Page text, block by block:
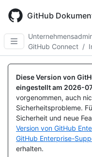
main
content
GitHub
GitHub Connect /
Diese Version von
eingestellt am 2026-
vorgenommen, auch
Sicherheitsprobleme.
Sicherheit und neue
Version von GitHub
GitHub Enterprise-
erhalten.